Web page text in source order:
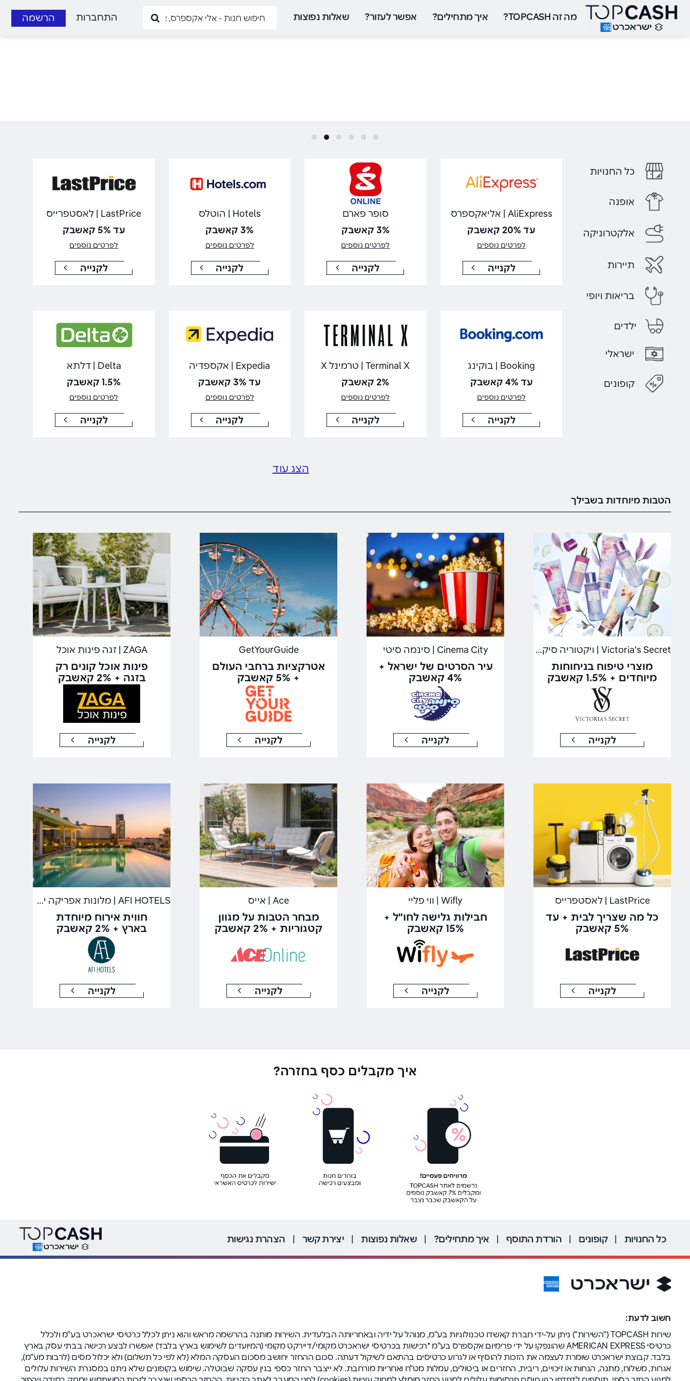
מה זה TOPCASH? איך מתחילים? אפשר לעזור? שאלות נפוצות הרשמה התחברות
כל החנויות
אופנה
אלקטרוניקה
תיירות
בריאות ויופי
ילדים
ישראלי
קופונים
AliExpress | אליאקספרס
עד 20% קאשבק
לפרטים נוספים
לקנייה
סופר פארם
3% קאשבק
לפרטים נוספים
לקנייה
Hotels | הוטלס
3% קאשבק
לפרטים נוספים
לקנייה
LastPrice | לאסטפרייס
עד 5% קאשבק
לפרטים נוספים
לקנייה
Booking | בוקינג
עד 4% קאשבק
לפרטים נוספים
לקנייה
Terminal X | טרמינל X
2% קאשבק
לפרטים נוספים
לקנייה
Expedia | אקספדיה
עד 3% קאשבק
לפרטים נוספים
לקנייה
Delta | דלתא
1.5% קאשבק
לפרטים נוספים
לקנייה
הצג עוד
הטבות מיוחדות בשבילך
Victoria's Secret | ויקטוריה סיקרט
מוצרי טיפוח בניחוחות
מיוחדים + 1.5% קאשבק
לקנייה
Cinema City | סינמה סיטי
עיר הסרטים של ישראל +
4% קאשבק
לקנייה
GetYourGuide
אטרקציות ברחבי העולם
+ 5% קאשבק
לקנייה
ZAGA | זגה פינות אוכל
פינות אוכל קונים רק
בזגה + 2% קאשבק
לקנייה
LastPrice | לאסטפרייס
כל מה שצריך לבית + עד
5% קאשבק
לקנייה
Wifly | ווי פליי
חבילות גלישה לחו"ל +
15% קאשבק
לקנייה
Ace | אייס
מבחר הטבות על מגוון
קטגוריות + 2% קאשבק
לקנייה
AFI HOTELS | מלונות אפריקה ישראל
חווית אירוח מיוחדת
בארץ + 2% קאשבק
לקנייה
איך מקבלים כסף בחזרה?
כל החנויות | קופונים | הורדת התוסף | איך מתחילים? | שאלות נפוצות | יצירת קשר | הצהרת נגישות
חשוב לדעת:
שירות TOPCASH ("השירות") ניתן על-ידי חברת קאשדו טכנולוגיות בע"מ, מנוהל על ידיה ובאחריותה הבלעדית. השירות מותנה בהרשמה מראש והוא ניתן לכלל כרטיסי ישראכרט בע"מ ולכלל
כרטיסי AMERICAN EXPRESS שהונפקו על ידי פרימיום אקספרס בע"מ *רכישות בכרטיסי ישראכרט מקומי/דיירקט מקומי (המיועדים לשימוש בארץ בלבד) יאפשרו לבצע רכישה בבתי עסק בארץ
בלבד. קבוצת ישראכרט שומרת לעצמה את הזכות להוסיף או לגרוע כרטיסים בהתאם לשיקול דעתה. סכום ההחזר יחושב מסכום העסקה המלא (לא לפי כל תשלום) ולא יכלול מסים (לרבות מע"מ),
אגרות, משלוח, מתנה, הנחות או זיכויים, ריבית, החזרים או ביטולים, עמלות מט"ח ואחריות מורחבת. לא ייצבר החזר כספי בגין עסקה שבוטלה. שימוש בקופונים שלא ניתנו במסגרת השירות עלולים